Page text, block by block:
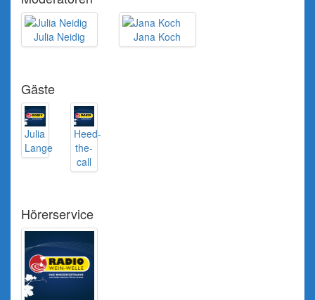
Julia Neidig Jana Koch
Gäste
Julia
Lange
Heed-
the-
call
Hörerservice